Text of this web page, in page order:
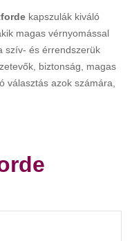
kapszulák kiváló
magas vérnyomással
szív- és érrendszerük
biztonság, magas
választás azok számára,